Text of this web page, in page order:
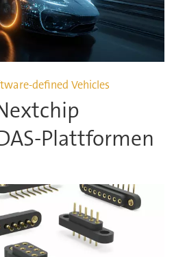
defined Vehicles
Plattformen